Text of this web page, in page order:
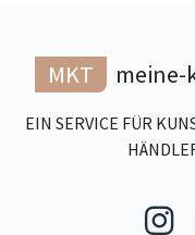
MKT
EIN SERVICE FÜR